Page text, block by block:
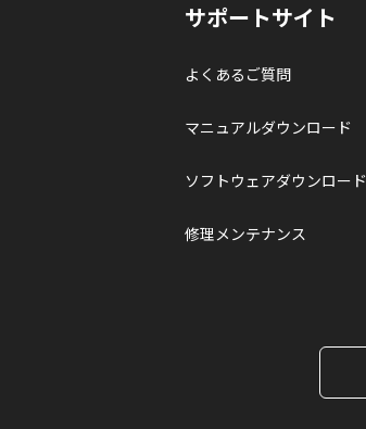
サポートサイト
よくあるご質問
マニュアルダウンロード
ソフトウェアダウンロード
修理メンテナンス